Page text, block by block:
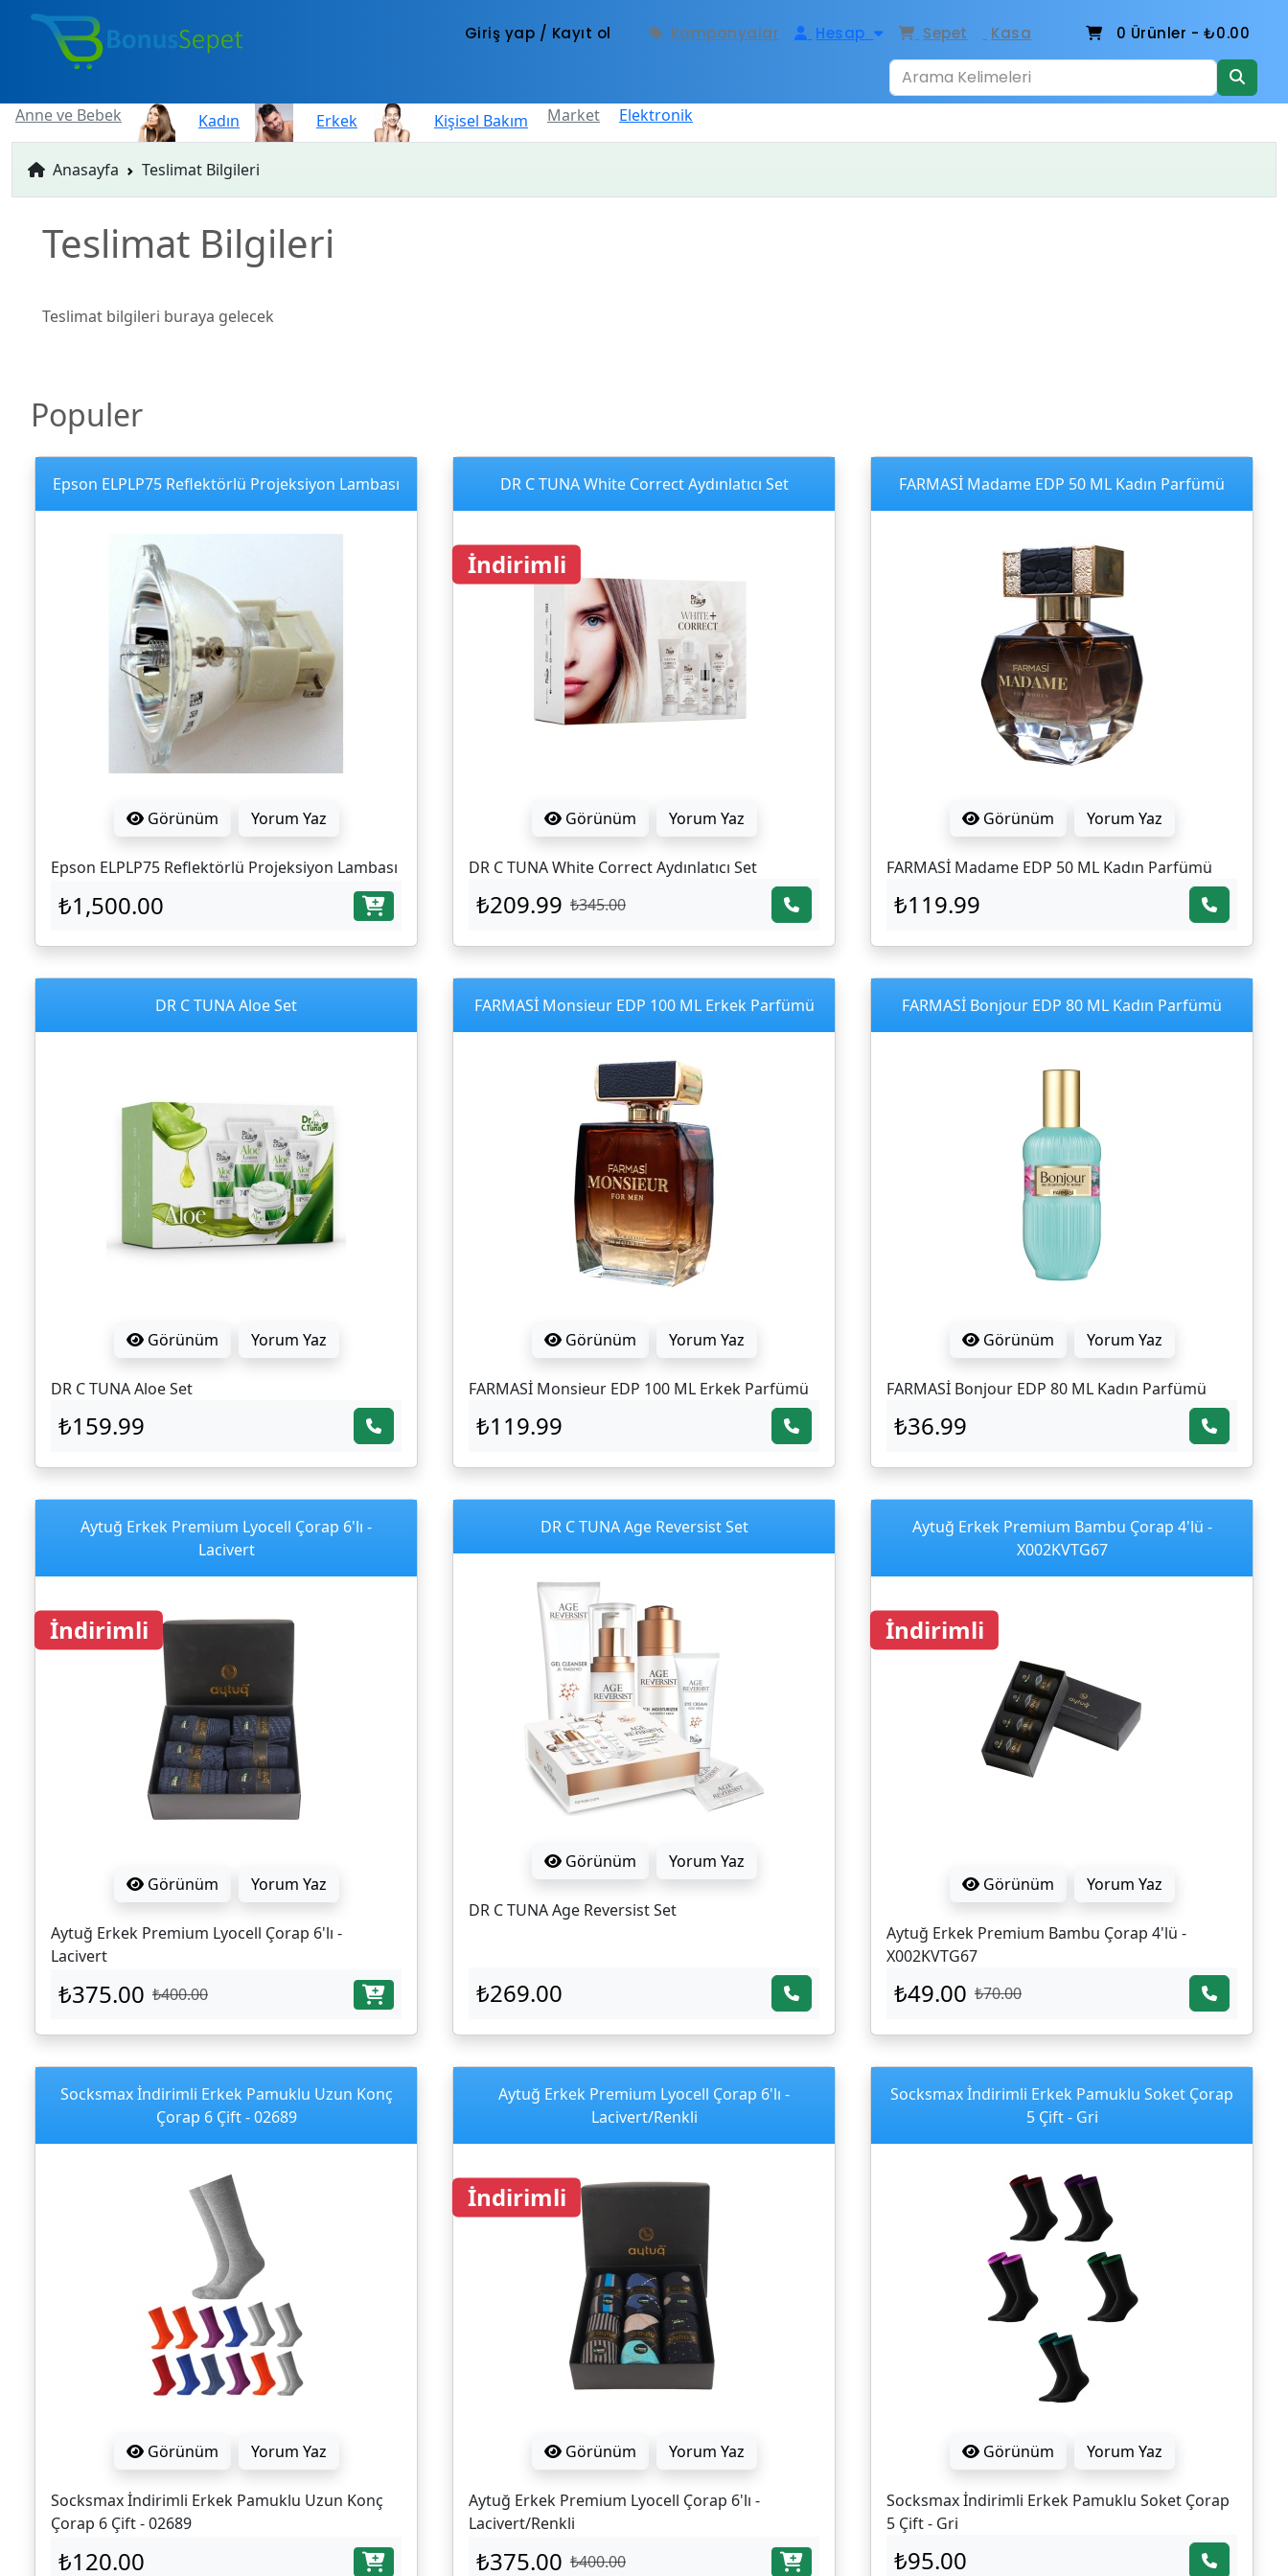
Giriş yap / Kayıt ol Kampanyalar Hesap Sepet Kasa 0 Ürünler - ₺0.00
Anne ve Bebek Kadın Erkek Kişisel Bakım Market Elektronik
Anasayfa Teslimat Bilgileri
Teslimat Bilgileri
Teslimat bilgileri buraya gelecek
Populer
Epson ELPLP75 Reflektörlü Projeksiyon Lambası
Görünüm Yorum Yaz
Epson ELPLP75 Reflektörlü Projeksiyon Lambası
₺1,500.00
DR C TUNA White Correct Aydınlatıcı Set
İndirimli
Görünüm Yorum Yaz
DR C TUNA White Correct Aydınlatıcı Set
₺209.99 ₺345.00
FARMASİ Madame EDP 50 ML Kadın Parfümü
Görünüm Yorum Yaz
FARMASİ Madame EDP 50 ML Kadın Parfümü
₺119.99
DR C TUNA Aloe Set
Görünüm Yorum Yaz
DR C TUNA Aloe Set
₺159.99
FARMASİ Monsieur EDP 100 ML Erkek Parfümü
Görünüm Yorum Yaz
FARMASİ Monsieur EDP 100 ML Erkek Parfümü
₺119.99
FARMASİ Bonjour EDP 80 ML Kadın Parfümü
Görünüm Yorum Yaz
FARMASİ Bonjour EDP 80 ML Kadın Parfümü
₺36.99
Aytuğ Erkek Premium Lyocell Çorap 6'lı -
Lacivert
İndirimli
Görünüm Yorum Yaz
Aytuğ Erkek Premium Lyocell Çorap 6'lı -
Lacivert
₺375.00 ₺400.00
DR C TUNA Age Reversist Set
Görünüm Yorum Yaz
DR C TUNA Age Reversist Set
₺269.00
Aytuğ Erkek Premium Bambu Çorap 4'lü -
X002KVTG67
İndirimli
Görünüm Yorum Yaz
Aytuğ Erkek Premium Bambu Çorap 4'lü -
X002KVTG67
₺49.00 ₺70.00
Socksmax İndirimli Erkek Pamuklu Uzun Konç
Çorap 6 Çift - 02689
Görünüm Yorum Yaz
Socksmax İndirimli Erkek Pamuklu Uzun Konç
Çorap 6 Çift - 02689
₺120.00
Aytuğ Erkek Premium Lyocell Çorap 6'lı -
Lacivert/Renkli
İndirimli
Görünüm Yorum Yaz
Aytuğ Erkek Premium Lyocell Çorap 6'lı -
Lacivert/Renkli
₺375.00 ₺400.00
Socksmax İndirimli Erkek Pamuklu Soket Çorap
5 Çift - Gri
Görünüm Yorum Yaz
Socksmax İndirimli Erkek Pamuklu Soket Çorap
5 Çift - Gri
₺95.00